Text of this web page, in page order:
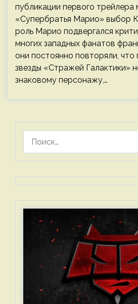
публикации первого трейлера
«Супербратья Марио» выбор
роль Марио подвергался
многих западных фанатов
они постоянно повторяли, что
звезды «Стражей Галактики»
знаковому персонажу,…